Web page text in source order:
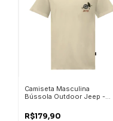
Camiseta Masculina
Bússola Outdoor Jeep -
R$179,90